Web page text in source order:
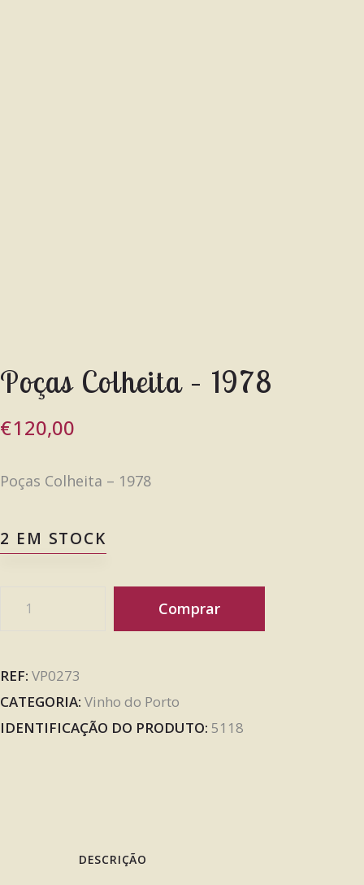
Poças Colheita – 1978
€120,00
Poças Colheita – 1978
2 EM STOCK
Comprar
REF: VP0273
CATEGORIA: Vinho do Porto
IDENTIFICAÇÃO DO PRODUTO: 5118
DESCRIÇÃO